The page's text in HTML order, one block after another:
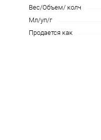
Вес/Объем/ колч
Мл/уп/г
Продается как